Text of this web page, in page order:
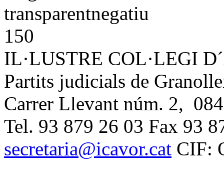
IL·LUSTRE COL·LEGI
Partits judicials de
Carrer Llevant núm. 2,
Tel. 93 879 26 03 Fax 93
secretaria@icavor.cat CIF: